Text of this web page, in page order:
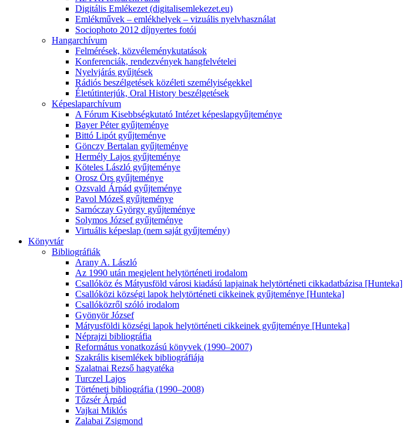
Digitális Emlékezet (digitalisemlekezet.eu)
Emlékművek – emlékhelyek – vizuális nyelvhasználat
Sociophoto 2012 díjnyertes fotói
Hangarchívum
Felmérések, közvéleménykutatások
Konferenciák, rendezvények hangfelvételei
Nyelvjárás gyűjtések
Rádiós beszélgetések közéleti személyiségekkel
Életútinterjúk, Oral History beszélgetések
Képeslaparchívum
A Fórum Kisebbségkutató Intézet képeslapgyűjteménye
Bayer Péter gyűjteménye
Bittó Lipót gyűjteménye
Gönczy Bertalan gyűjteménye
Hermély Lajos gyűjteménye
Köteles László gyűjteménye
Orosz Örs gyűjteménye
Ozsvald Árpád gyűjteménye
Pavol Mózeš gyűjteménye
Sarnóczay György gyűjteménye
Solymos József gyűjteménye
Virtuális képeslap (nem saját gyűjtemény)
Könyvtár
Bibliográfiák
Arany A. László
Az 1990 után megjelent helytörténeti irodalom
Csallóköz és Mátyusföld városi kiadású lapjainak helytörténeti cikkadatbázisa [Hunteka]
Csallóközi községi lapok helytörténeti cikkeinek gyűjteménye [Hunteka]
Csallóközről szóló irodalom
Gyönyör József
Mátyusföldi községi lapok helytörténeti cikkeinek gyűjteménye [Hunteka]
Néprajzi bibliográfia
Református vonatkozású könyvek (1990–2007)
Szakrális kisemlékek bibliográfiája
Szalatnai Rezső hagyatéka
Turczel Lajos
Történeti bibliográfia (1990–2008)
Tőzsér Árpád
Vajkai Miklós
Zalabai Zsigmond